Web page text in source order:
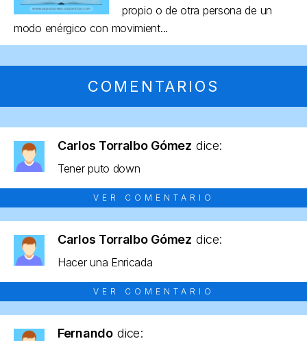
propio o de otra persona de un
modo enérgico con movimient...
COMENTARIOS
Carlos Torralbo Gómez dice:
Tener puto down
VER COMENTARIO
Carlos Torralbo Gómez dice:
Hacer una Enricada
VER COMENTARIO
Fernando dice: